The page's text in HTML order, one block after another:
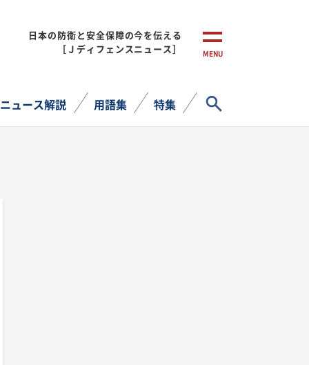
日本の防衛と安全保障の今を伝える
［Ｊディフェンスニュース］
MENU
ニュース解説 用語集 特集